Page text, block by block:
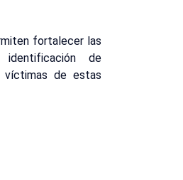
fortalecer las
de
víctimas de estas